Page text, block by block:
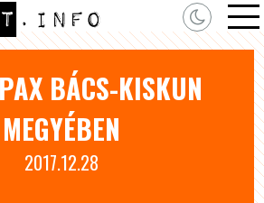
BÁCS-KISKUN
MEGYÉBEN
2017.12.28